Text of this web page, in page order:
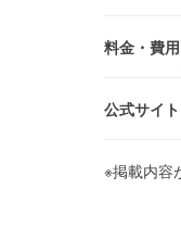
料金・費用
公式サイト
※掲載内容